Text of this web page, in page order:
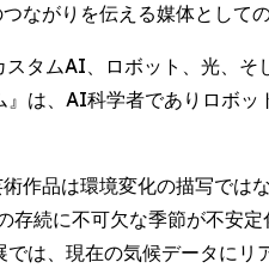
ながりを伝える媒体としての
タムAI、ロボット、光、
は、AI科学者でありロボ
作品は環境変化の描写で
続に不可欠な季節が不安
は、現在の気候データに